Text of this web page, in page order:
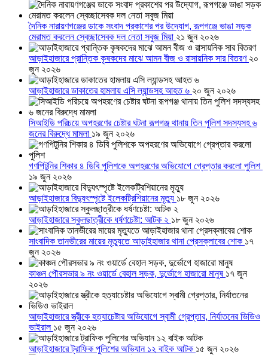
দৈনিক নারায়ণগঞ্জের ডাকে সংবাদ প্রকাশের পর উদ্যোগ, রূপগঞ্জে ভাঙা সড়ক
মেরামত করলেন স্বেচ্ছাসেবক দল নেতা সবুজ মিয়া ২১ জুন ২০২৬
আড়াইহাজারে প্রান্তিক কৃষকদের মাঝে আমন বীজ ও রাসায়নিক সার বিতরণ ২০
জুন ২০২৬
আড়াইহাজারে ডাকাতের হামলায় এসি ল্যান্ডসহ আহত ৬ ২০ জুন ২০২৬
সিআইডি পরিচয়ে অপহরণের চেষ্টার ঘটনা রূপগঞ্জ থানায় তিন পুলিশ সদস্যসহ ৬
জনের বিরুদ্ধে মামলা ১৯ জুন ২০২৬
গণপিটুনির শিকার ৪ ডিবি পুলিশকে অপহরণের অভিযোগে গ্রেপ্তার করলো পুলিশ
১৯ জুন ২০২৬
আড়াইহাজারে বিদ্যুৎস্পৃষ্টে ইলেকট্রিশিয়ানের মৃত্যু ১৮ জুন ২০২৬
আড়াইহাজারে স্কুলছাত্রীকে ধর্ষণচেষ্টা: আটক ২ ১৮ জুন ২০২৬
সাংবাদিক তানভীরের মায়ের মৃত্যুতে আড়াইহাজার থানা প্রেসক্লাবের শোক ১৭
জুন ২০২৬
কাঞ্চন পৌরসভার ৯ নং ওয়ার্ডে বেহাল সড়ক, দুর্ভোগে হাজারো মানুষ ১৭ জুন
২০২৬
আড়াইহাজারে স্ত্রীকে হত্যাচেষ্টার অভিযোগে স্বামী গ্রেপ্তার, নির্যাতনের ভিডিও
ভাইরাল ১৫ জুন ২০২৬
আড়াইহাজারে ট্রাফিক পুলিশের অভিযান ১২ বাইক আটক ১৫ জুন ২০২৬